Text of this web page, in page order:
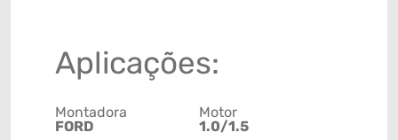
Aplicações:
Montadora
FORD
Motor
1.0/1.5